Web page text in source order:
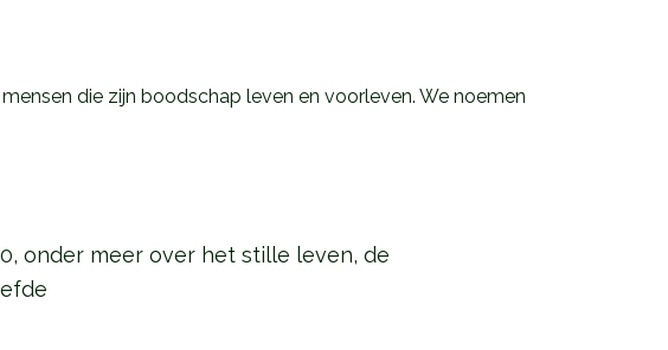
die zijn boodschap leven en voorleven. We noemen
onder meer over het stille leven, de